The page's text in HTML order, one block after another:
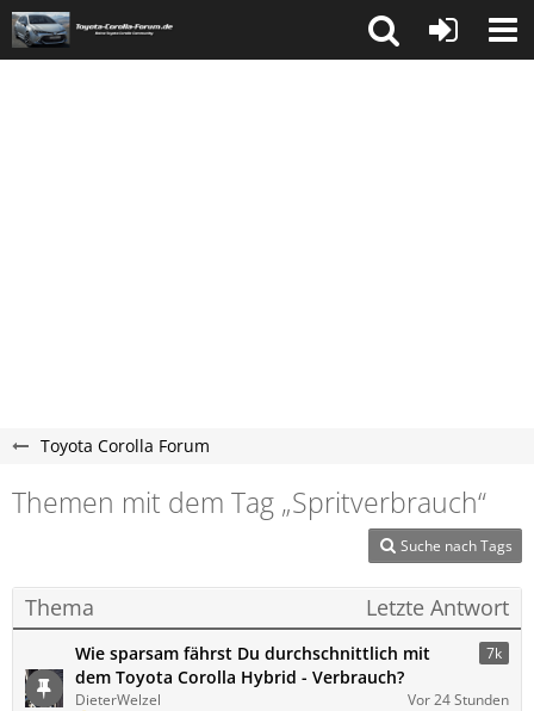
Toyota Corolla Forum
Themen mit dem Tag „Spritverbrauch“
Suche nach Tags
Thema Letzte Antwort
Wie sparsam fährst Du durchschnittlich mit
dem Toyota Corolla Hybrid - Verbrauch?
7k
DieterWelzel Vor 24 Stunden